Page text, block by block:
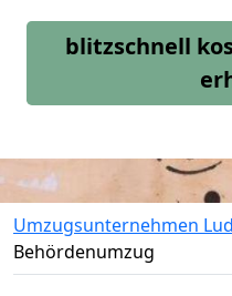
blitzschnell
Umzugsunternehmen
Behördenumzug